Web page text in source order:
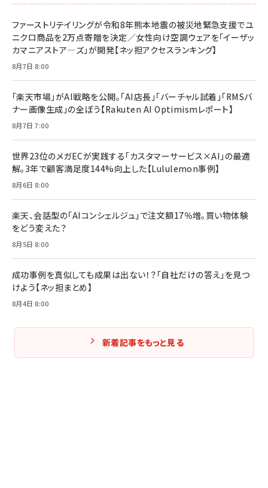
ファーストリテイリングが令和8年熊本地震の被災地緊急支援でユ
ニクロ商品を2万点寄贈を決定／女性向け空調ウェアを「イーザッ
カマニアストア―ズ」が開発【ネッ担アクセスランキング】
8月7日 8:00
「楽天市場」がAI戦略を公開。「AI店長」「バーチャル試着」「RMSバ
ナー画像生成」の全ぼう【Rakuten AI Optimismレポート】
8月7日 7:00
世界23位のメガECが実践する「カスタマーサービス×AI」の最適
解。3年で顧客満足度144%向上した【Lululemon事例】
8月6日 8:00
楽天、会話型の「AIコンシェルジュ」で注文額17％増。買い物体験
をどう変えた？
8月5日 8:00
成功事例を真似しても成果は出ない！？「自社だけの答え」を見つ
けよう【ネッ担まとめ】
8月4日 8:00
新着記事をもっと見る